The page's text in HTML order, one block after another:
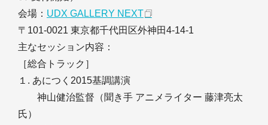
会場： UDX GALLERY NEXT
〒101-0021 東京都千代田区外神田4-14-1
主なセッション内容：
［総合トラック］
１. あにつく2015基調講演
神山健治監督（聞き手 アニメライター 藤津亮太
氏）